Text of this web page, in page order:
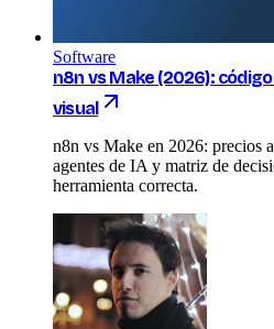
Software
n8n vs Make (2026):
visual
n8n vs Make en 2026: precios
agentes de IA y matriz de
herramienta correcta.